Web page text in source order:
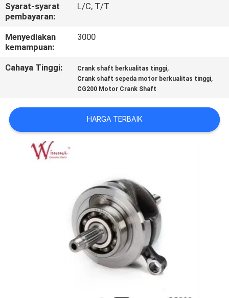
MINTA
KUTIPAN
SITUS
KEBIJAKAN
PRIBADI
Syarat-syarat
pembayaran:
L/C, T/T
Menyediakan
kemampuan:
3000
Cahaya Tinggi: Crank shaft berkualitas tinggi,
Crank shaft sepeda motor berkualitas tinggi,
CG200 Motor Crank Shaft
HARGA TERBAIK